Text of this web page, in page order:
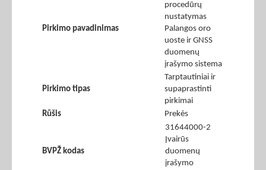
Pirkimo pavadinimas
procedūrų
nustatymas
Palangos oro
uoste ir GNSS
duomenų
įrašymo sistema
Pirkimo tipas
Tarptautiniai ir
supaprastinti
pirkimai
Rūšis
Prekės
BVPŽ kodas
31644000-2
Įvairūs
duomenų
įrašymo